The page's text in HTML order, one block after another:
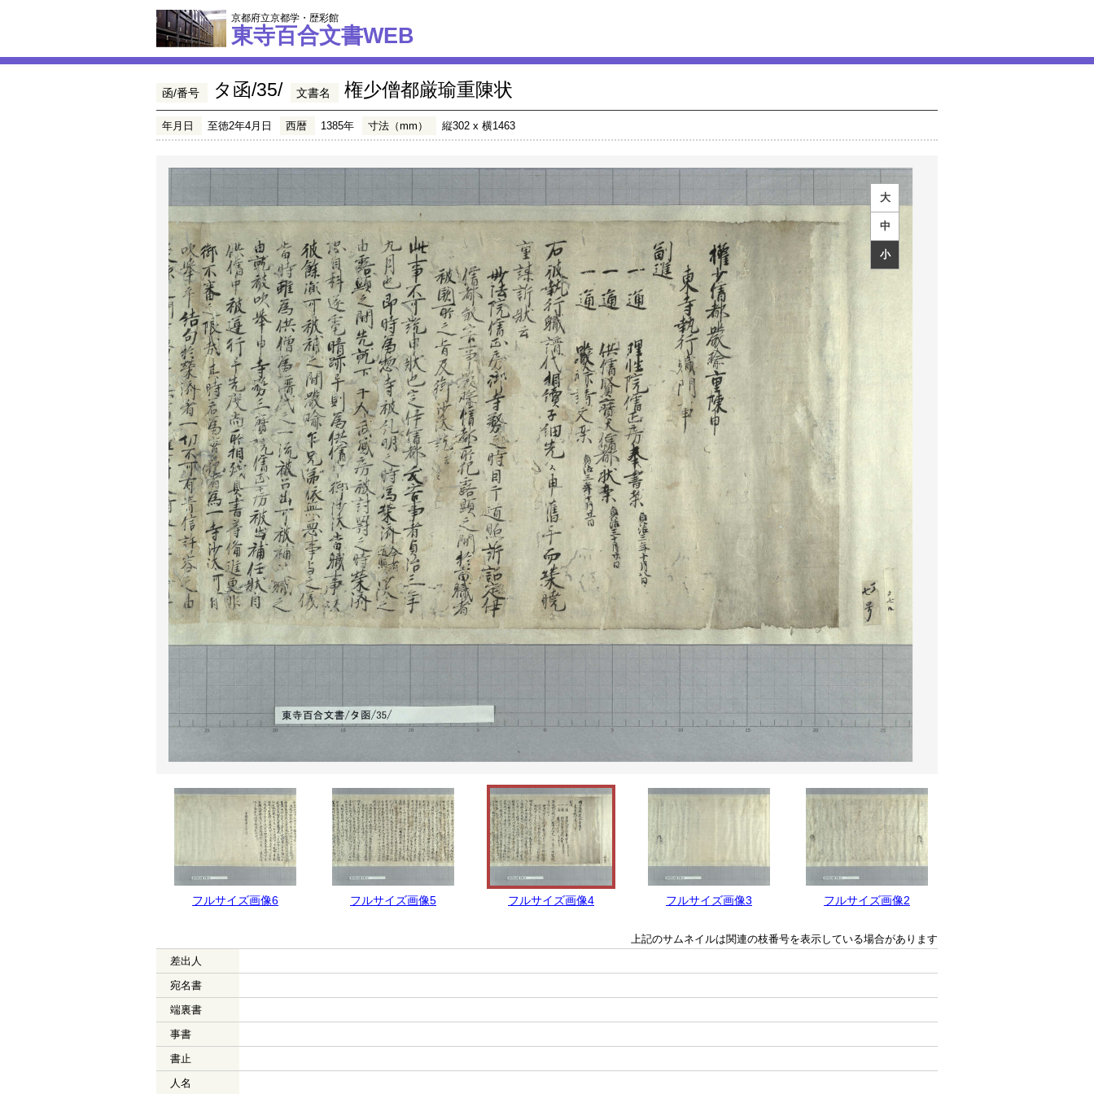
京都府立京都学・歴彩館
東寺百合文書WEB
函/番号 タ函/35/ 文書名 権少僧都厳瑜重陳状
年月日 至徳2年4月日 西暦 1385年 寸法（mm） 縦302 x 横1463
大
中
小
フルサイズ画像6 フルサイズ画像5 フルサイズ画像4 フルサイズ画像3 フルサイズ画像2
上記のサムネイルは関連の枝番号を表示している場合があります
差出人
宛名書
端裏書
事書
書止
人名